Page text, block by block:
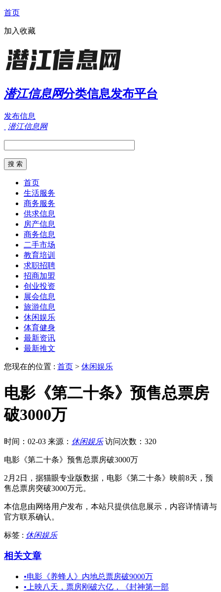
首页
加入收藏
潜江信息网分类信息发布平台
发布信息
潜江信息网
首页
生活服务
商务服务
供求信息
房产信息
商务信息
二手市场
教育培训
求职招聘
招商加盟
创业投资
展会信息
旅游信息
休闲娱乐
体育健身
最新资讯
最新推文
您现在的位置 : 首页 > 休闲娱乐
电影《第二十条》预售总票房
破3000万
时间：02-03 来源： 休闲娱乐 访问次数：320
电影《第二十条》预售总票房破3000万
2月2日，据猫眼专业版数据，电影《第二十条》映前8天，预
售总票房突破3000万元。
本信息由网络用户发布， 本站只提供信息展示，内容详情请与
官方联系确认。
标签 : 休闲娱乐
相关文章
•电影《养蜂人》内地总票房破9000万
• 上映八天，票房刚破六亿，《封神第一部